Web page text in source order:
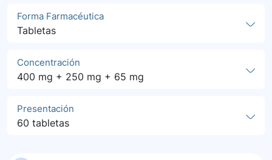
Forma Farmacéutica
Tabletas
Concentración
400 mg + 250 mg + 65 mg
Presentación
60 tabletas